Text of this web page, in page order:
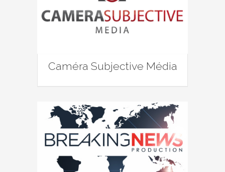
Caméra Subjective Média